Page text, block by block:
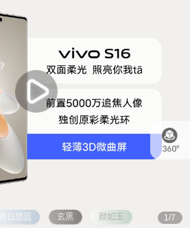
1/7
春日悠蓝 玄黑 颜如玉